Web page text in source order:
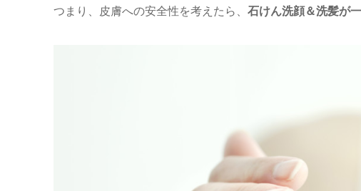
つまり、皮膚への安全性を考えたら、 石けん洗顔＆洗髪が